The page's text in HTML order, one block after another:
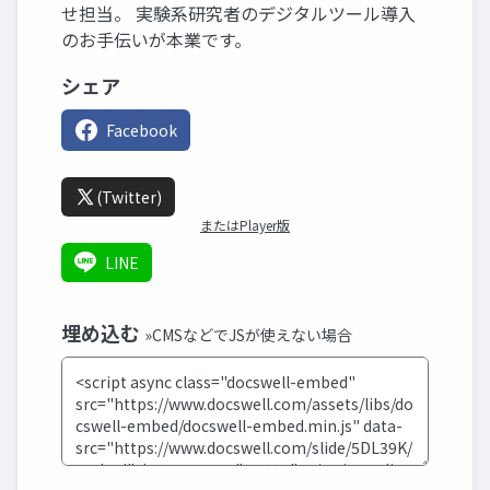
せ担当。 実験系研究者のデジタルツール導入
のお手伝いが本業です。
シェア
Facebook
(Twitter)
またはPlayer版
LINE
埋め込む »CMSなどでJSが使えない場合